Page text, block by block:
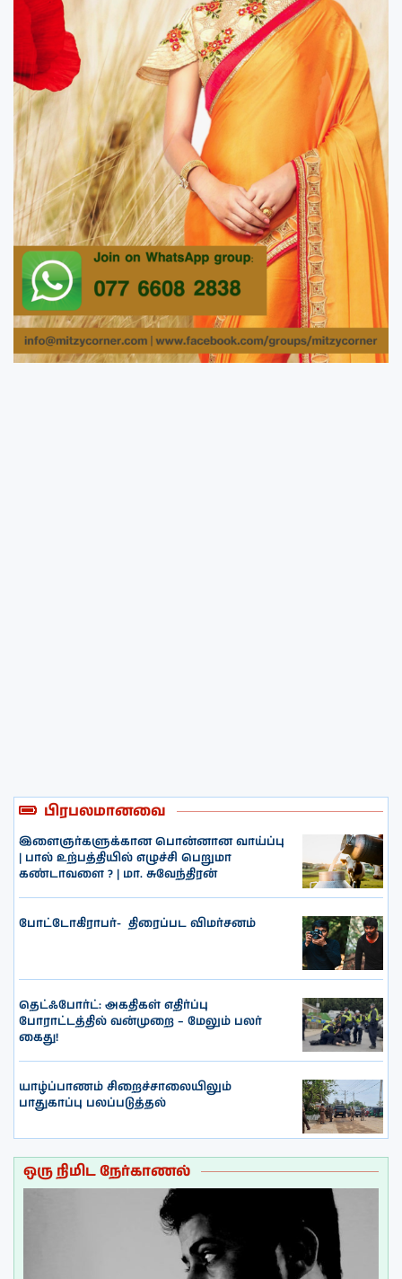
பிரபலமானவை
இளைஞர்களுக்கான பொன்னான வாய்ப்பு
| பால் உற்பத்தியில் எழுச்சி பெறுமா
கண்டாவளை ? | மா. சுவேந்திரன்
போட்டோகிராபர்- ‌ திரைப்பட விமர்சனம்
தெட்ஃபோர்ட்: அகதிகள் எதிர்ப்பு
போராட்டத்தில் வன்முறை – மேலும் பலர்
கைது!
யாழ்ப்பாணம் சிறைச்சாலையிலும்
பாதுகாப்பு பலப்படுத்தல்
ஒரு நிமிட நேர்காணல்